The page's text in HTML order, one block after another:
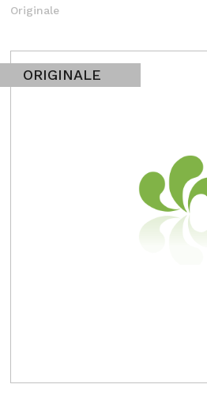
Originale
ORIGINALE